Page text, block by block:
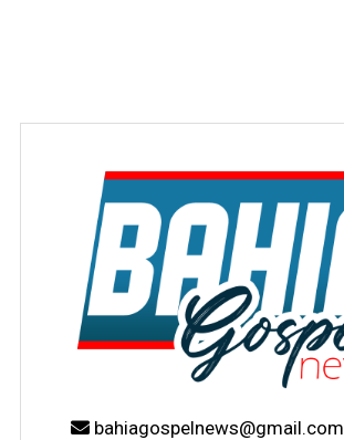
bahiagospelnews@gmail.com